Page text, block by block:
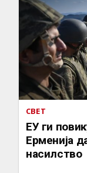
СВЕТ
ЕУ ги
Ерменија
насилство